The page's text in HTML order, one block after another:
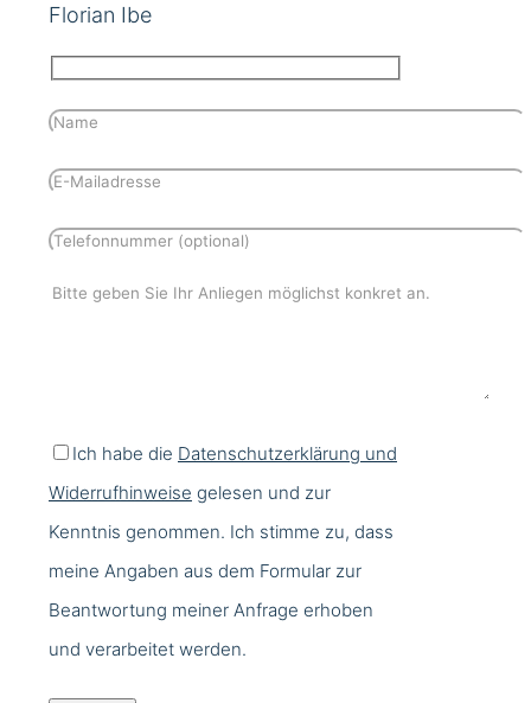
Florian Ibe
Ich habe die Datenschutzerklärung und
Widerrufhinweise gelesen und zur
Kenntnis genommen. Ich stimme zu, dass
meine Angaben aus dem Formular zur
Beantwortung meiner Anfrage erhoben
und verarbeitet werden.